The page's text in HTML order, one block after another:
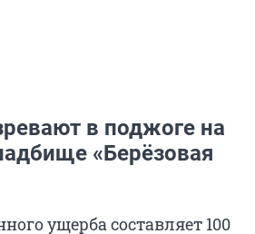
в поджоге на
«Берёзовая
ущерба составляет 100